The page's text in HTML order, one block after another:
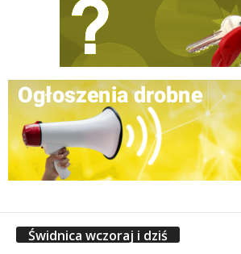
Świdnica wczoraj i dziś